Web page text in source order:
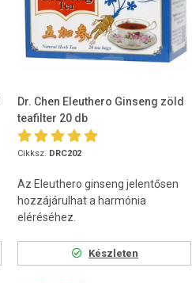
Dr. Chen Eleuthero Ginseng zöld
teafilter 20 db
Cikksz. DRC202
Az Eleuthero ginseng jelentősen
hozzájárulhat a harmónia
eléréséhez.
Készleten